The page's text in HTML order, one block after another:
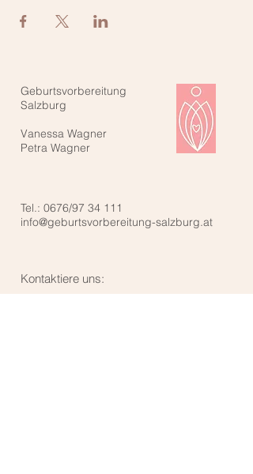
Kontaktiere uns:
Geburtsvorbereitung
Salzburg
Vanessa Wagner
Petra Wagner
Tel.: 0676/97 34 111
info@geburtsvorbereitung-salzburg.at